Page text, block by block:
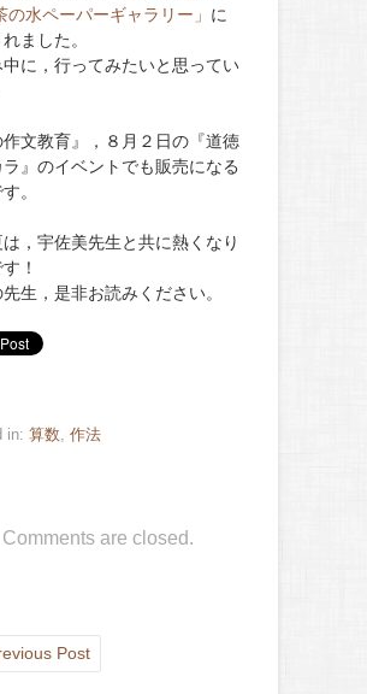
の水ペーパーギャラリー」 に
ました。
中に，行ってみたいと思ってい
作文教育』，８月２日の『道徳
』のイベントでも販売になる
。
は，宇佐美先生と共に熱くなり
！
先生，是非お読みください。
in: 算数 作法
Comments are closed.
Post